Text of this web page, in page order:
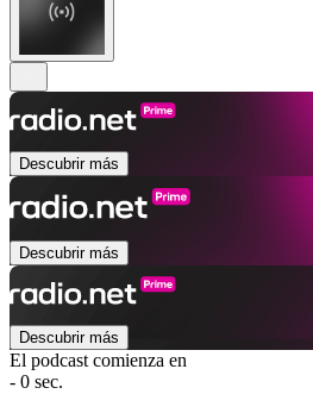
Descubrir más
Descubrir más
Descubrir más
El podcast comienza en
- 0 sec.